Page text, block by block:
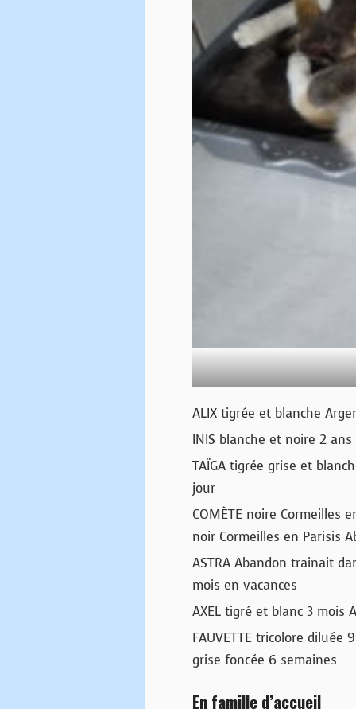
ALIX tigrée et blanche
INIS blanche et noire 2
TAÏGA tigrée grise et
jour
COMÈTE noire Cormeilles
noir Cormeilles en Parisis
ASTRA Abandon trainait
mois en vacances
AXEL tigré et blanc 3 mois
FAUVETTE tricolore diluée
grise foncée 6 semaines
En famille d’accueil